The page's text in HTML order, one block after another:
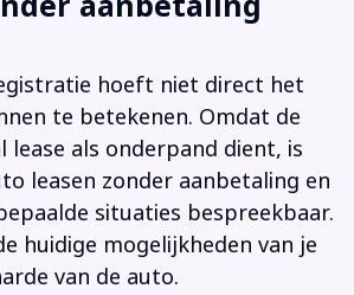
hoeft niet direct het
te betekenen. Omdat de
lease als onderpand dient, is
leasen zonder aanbetaling en
situaties bespreekbaar.
huidige mogelijkheden van je
van de auto.